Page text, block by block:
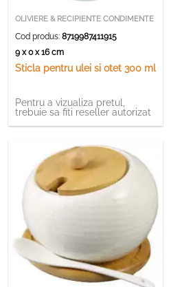
OLIVIERE & RECIPIENTE CONDIMENTE
Cod produs:8719987411915
9 x 0 x 16 cm
Sticla pentru ulei si otet 300 ml
Pentru a vizualiza pretul,
trebuie sa fiti reseller autorizat